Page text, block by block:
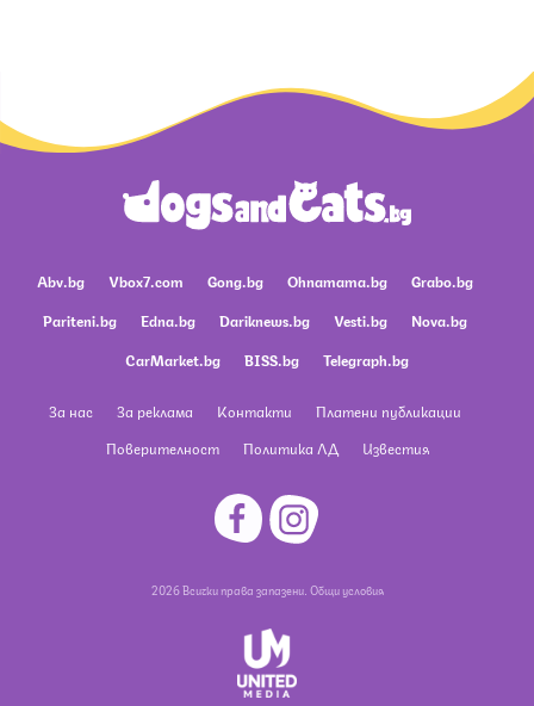
Abv.bg Vbox7.com Gong.bg Ohnamama.bg
Grabo.bg
Pariteni.bg
Edna.bg Dariknews.bg Vesti.bg
Nova.bg
CarMarket.bg
BISS.bg Telegraph.bg
За нас За реклама Контакти
Платени публикации
Поверителност
Политика ЛД Известия
2026 Всички права запазени. Общи условия